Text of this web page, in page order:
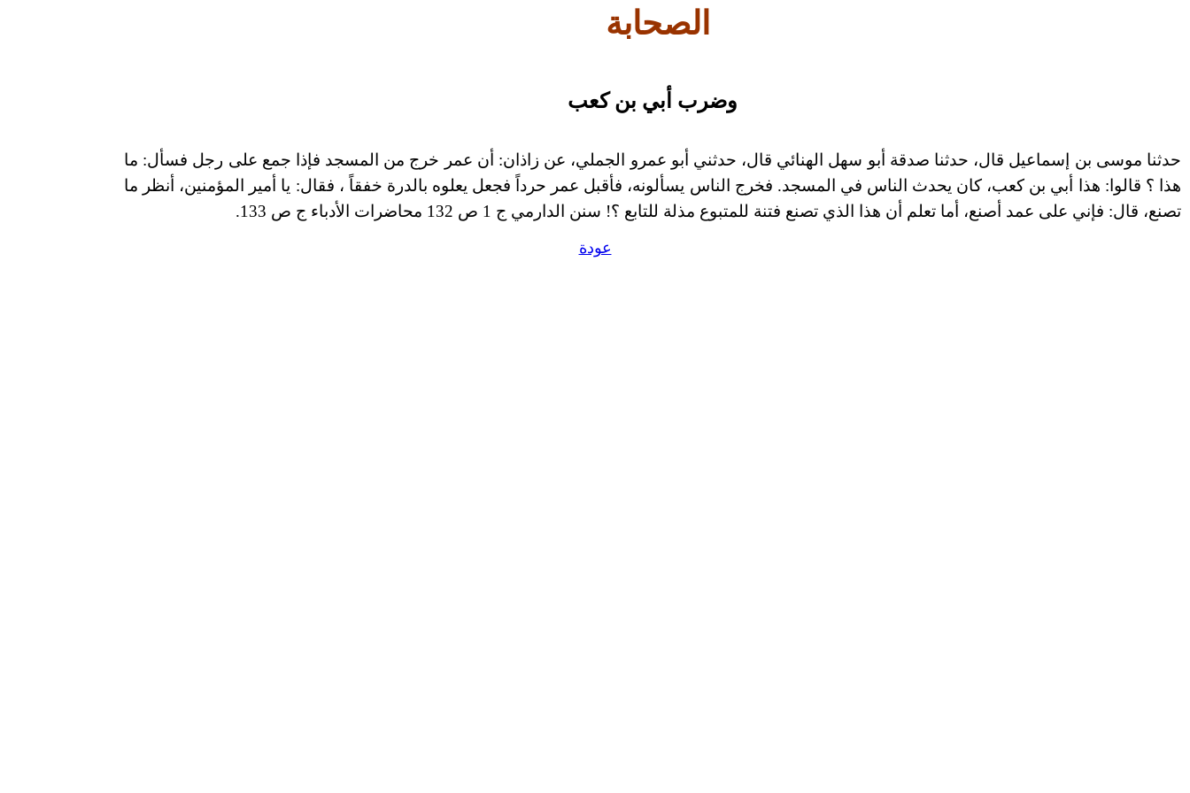
الصحابة
وضرب أبي بن كعب
حدثنا موسى بن إسماعيل قال، حدثنا صدقة أبو سهل الهنائي قال، حدثني أبو عمرو الجملي، عن زاذان: أن عمر خرج من المسجد فإذا جمع على رجل فسأل: ما
هذا ؟ قالوا: هذا أبي بن كعب، كان يحدث الناس في المسجد. فخرج الناس يسألونه، فأقبل عمر حرداً فجعل يعلوه بالدرة خفقاً ، فقال: يا أمير المؤمنين، أنظر ما
تصنع، قال: فإني على عمد أصنع، أما تعلم أن هذا الذي تصنع فتنة للمتبوع مذلة للتابع ؟! سنن الدارمي ج 1 ص 132 محاضرات الأدباء ج ص 133.
عودة